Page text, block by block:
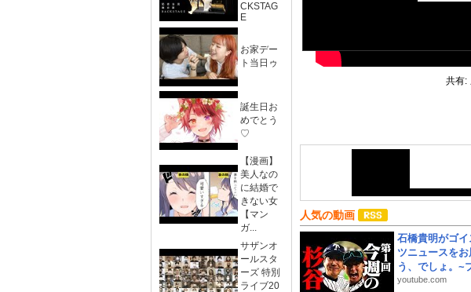
CKSTAG
E
お家デー
ト当日ゥ
誕生日お
めでとう
♡
【漫画】
美人なの
に結婚で
きない女
【マン
ガ...
サザンオ
ールスタ
ーズ 特別
ライブ20
共有:
人気の動画
石橋貴明がゴ
ツニュースを
う、でしょ。~
youtube.com